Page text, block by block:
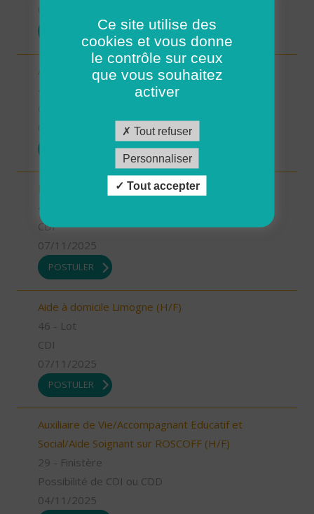
Aide-soignant.e Limogne en Quercy (H/F)
Responsable du développement (H/F)
CDI
07/11/2025
POSTULER
Aide à domicile Limogne (H/F)
46 - Lot
CDI
07/11/2025
POSTULER
Auxiliaire de Vie/Accompagnant Educatif et
Social/Aide Soignant sur ROSCOFF (H/F)
29 - Finistère
Possibilité de CDI ou CDD
04/11/2025
Ce site utilise des
cookies et vous donne
le contrôle sur ceux
que vous souhaitez
activer
Tout refuser
Personnaliser
Tout accepter